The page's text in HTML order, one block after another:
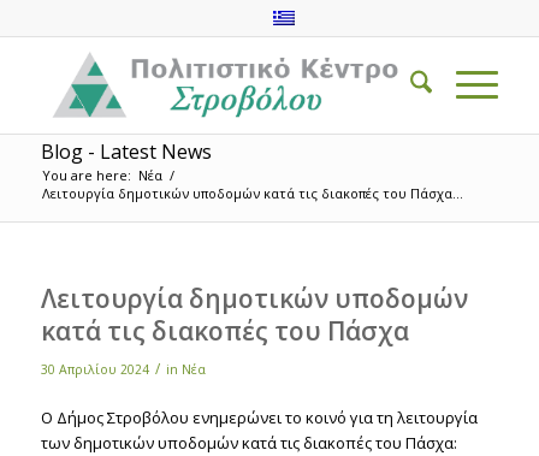
Blog - Latest News
You are here: Νέα /
Λειτουργία δημοτικών υποδομών κατά τις διακοπές του Πάσχα...
Λειτουργία δημοτικών υποδομών
κατά τις διακοπές του Πάσχα
30 Απριλίου 2024 / in Νέα
Ο Δήμος Στροβόλου ενημερώνει το κοινό για τη λειτουργία
των δημοτικών υποδομών κατά τις διακοπές του Πάσχα: